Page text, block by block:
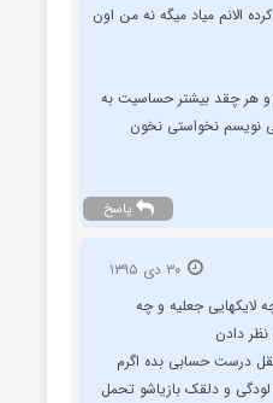
الانم میاد میگه نه من اون
و هر چقد بیشتر حساسیت به
نویسم نخواستی نخون
پاسخ
۳۰ دی ۱۳۹۵
لایکهایی جعلیه و چه
دادن
درست حسابی بده اگرم
لودگی و دلقک بازیاشو تحمل